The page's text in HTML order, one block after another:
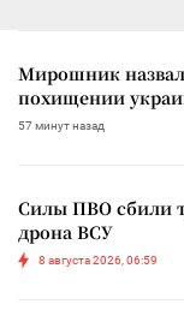
Мирошник
похищении
57 минут назад
Силы ПВО сбили
дрона ВСУ
8 августа 2026, 06:59